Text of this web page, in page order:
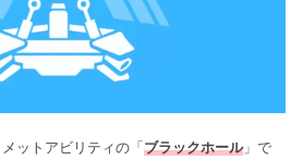
ットアビリティの「ブラックホール」で